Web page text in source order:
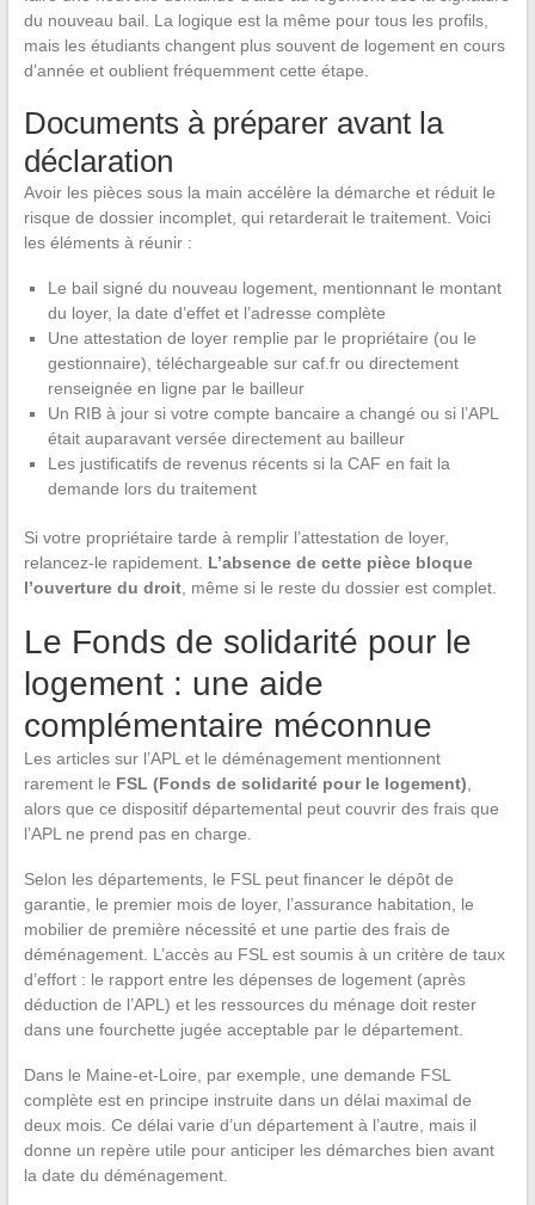
du nouveau bail. La logique est la même pour tous les profils,
mais les étudiants changent plus souvent de logement en cours
d’année et oublient fréquemment cette étape.
Documents à préparer avant la
déclaration
Avoir les pièces sous la main accélère la démarche et réduit le
risque de dossier incomplet, qui retarderait le traitement. Voici
les éléments à réunir :
Le bail signé du nouveau logement, mentionnant le montant
du loyer, la date d’effet et l’adresse complète
Une attestation de loyer remplie par le propriétaire (ou le
gestionnaire), téléchargeable sur caf.fr ou directement
renseignée en ligne par le bailleur
Un RIB à jour si votre compte bancaire a changé ou si l’APL
était auparavant versée directement au bailleur
Les justificatifs de revenus récents si la CAF en fait la
demande lors du traitement
Si votre propriétaire tarde à remplir l’attestation de loyer,
relancez-le rapidement. L’absence de cette pièce bloque
l’ouverture du droit, même si le reste du dossier est complet.
Le Fonds de solidarité pour le
logement : une aide
complémentaire méconnue
Les articles sur l’APL et le déménagement mentionnent
rarement le FSL (Fonds de solidarité pour le logement)
alors que ce dispositif départemental peut couvrir des frais que
l’APL ne prend pas en charge.
Selon les départements, le FSL peut financer le dépôt de
garantie, le premier mois de loyer, l’assurance habitation, le
mobilier de première nécessité et une partie des frais de
déménagement. L’accès au FSL est soumis à un critère de taux
d’effort : le rapport entre les dépenses de logement (après
déduction de l’APL) et les ressources du ménage doit rester
dans une fourchette jugée acceptable par le département.
Dans le Maine-et-Loire, par exemple, une demande FSL
complète est en principe instruite dans un délai maximal de
deux mois. Ce délai varie d’un département à l’autre, mais il
donne un repère utile pour anticiper les démarches bien avant
la date du déménagement.